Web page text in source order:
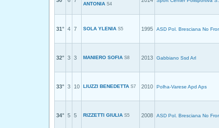
ANTONIA S4
31° 4 7 SOLA YLENIA S5 1995 ASD Pol. Bresciana No
32° 3 3 MANIERO SOFIA S8 2013 Gabbiano Ssd Arl
33° 3 10 LIUZZI BENEDETTA S7 2010 Polha-Varese Apd Aps
34° 5 5 RIZZETTI GIULIA S5 2008 ASD Pol. Bresciana No